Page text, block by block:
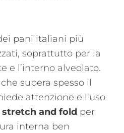
pani italiani più
soprattutto per la
e l’interno alveolato.
supera spesso il
attenzione e l’uso
stretch and fold per
interna ben